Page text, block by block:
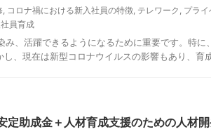
, コロナ禍における新入社員の特徴, テレワーク , プラ
員育成
み、活躍できるようになるために重要です。特
、現在は新型コロナウイルスの影響もあり、育
定助成金＋人材育成支援のための人材